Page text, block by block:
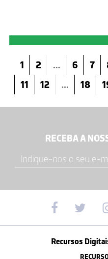
1 2 ... 6 7
11
12 ... 18
RECEBA A
Recursos